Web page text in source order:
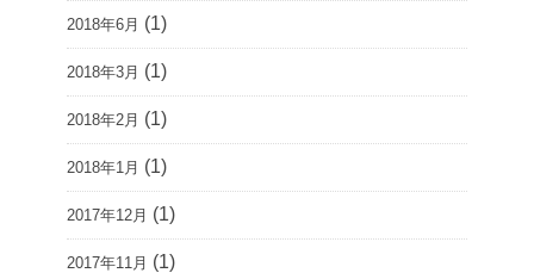
2018年6月 (1)
2018年3月 (1)
2018年2月 (1)
2018年1月 (1)
2017年12月 (1)
2017年11月 (1)